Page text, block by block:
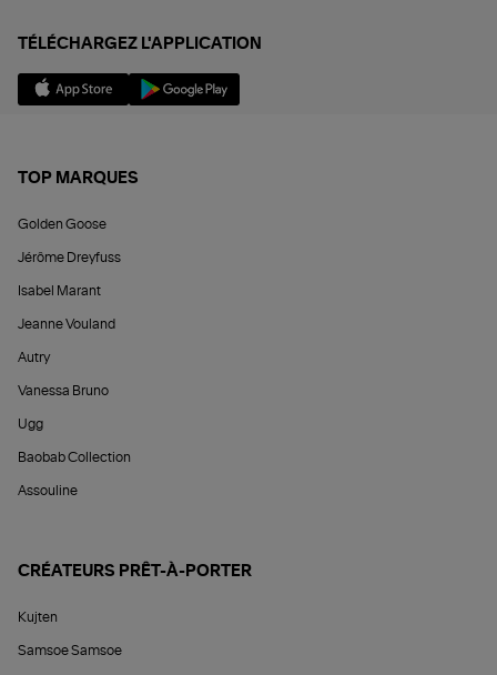
TÉLÉCHARGEZ L'APPLICATION
TOP MARQUES
Golden Goose
Jérôme Dreyfuss
Isabel Marant
Jeanne Vouland
Autry
Vanessa Bruno
Ugg
Baobab Collection
Assouline
CRÉATEURS PRÊT-À-PORTER
Kujten
Samsoe Samsoe